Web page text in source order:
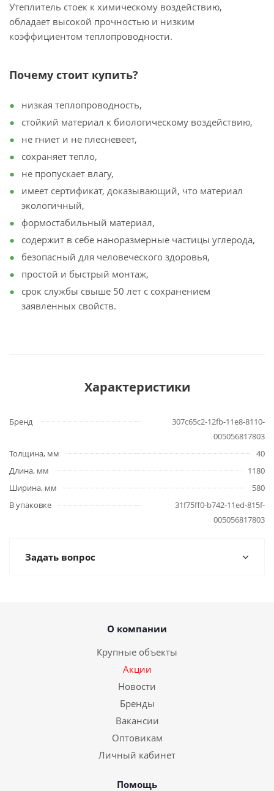
Утеплитель стоек к химическому воздействию,
обладает высокой прочностью и низким
коэффициентом теплопроводности.
Почему стоит купить?
низкая теплопроводность,
стойкий материал к биологическому воздействию,
не гниет и не плесневеет,
сохраняет тепло,
не пропускает влагу,
имеет сертификат, доказывающий, что материал
экологичный,
формостабильный материал,
содержит в себе наноразмерные частицы углерода,
безопасный для человеческого здоровья,
простой и быстрый монтаж,
срок службы свыше 50 лет с сохранением
заявленных свойств.
Характеристики
Бренд
307c65c2-12fb-11e8-8110-
005056817803
Толщина, мм
40
Длина, мм
1180
Ширина, мм
580
В упаковке
31f75ff0-b742-11ed-815f-
005056817803
Задать вопрос
О компании
Крупные объекты
Акции
Новости
Бренды
Вакансии
Оптовикам
Личный кабинет
Помощь